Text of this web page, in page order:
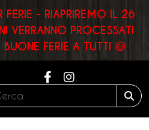
- RIAPRIREMO IL 26
VERRANNO PROCESSATI
FERIE A TUTTI 😄